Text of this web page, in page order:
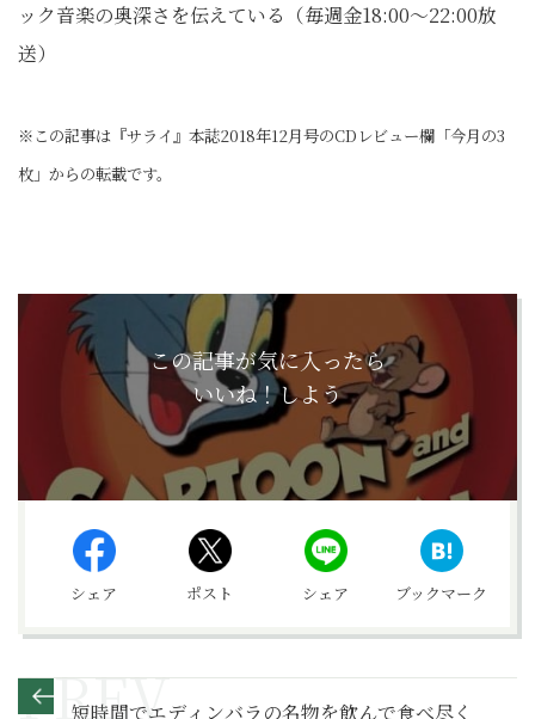
ック音楽の奥深さを伝えている（毎週金18:00～22:00放
送）
※この記事は『サライ』本誌2018年12月号のCDレビュー欄「今月の3
枚」からの転載です。
この記事が気に入ったら
いいね！しよう
シェア ポスト シェア ブックマーク
短時間でエディンバラの名物を飲んで食べ尽く